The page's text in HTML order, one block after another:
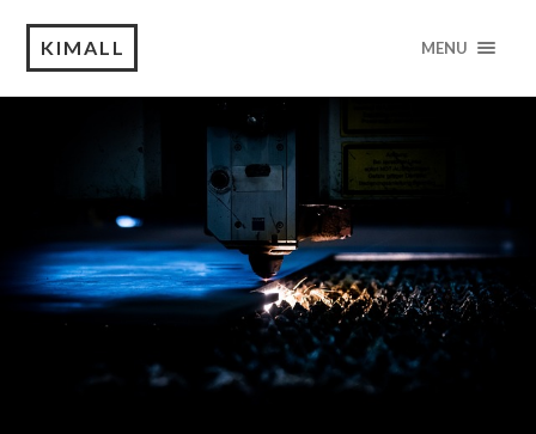
KIMALL MENU